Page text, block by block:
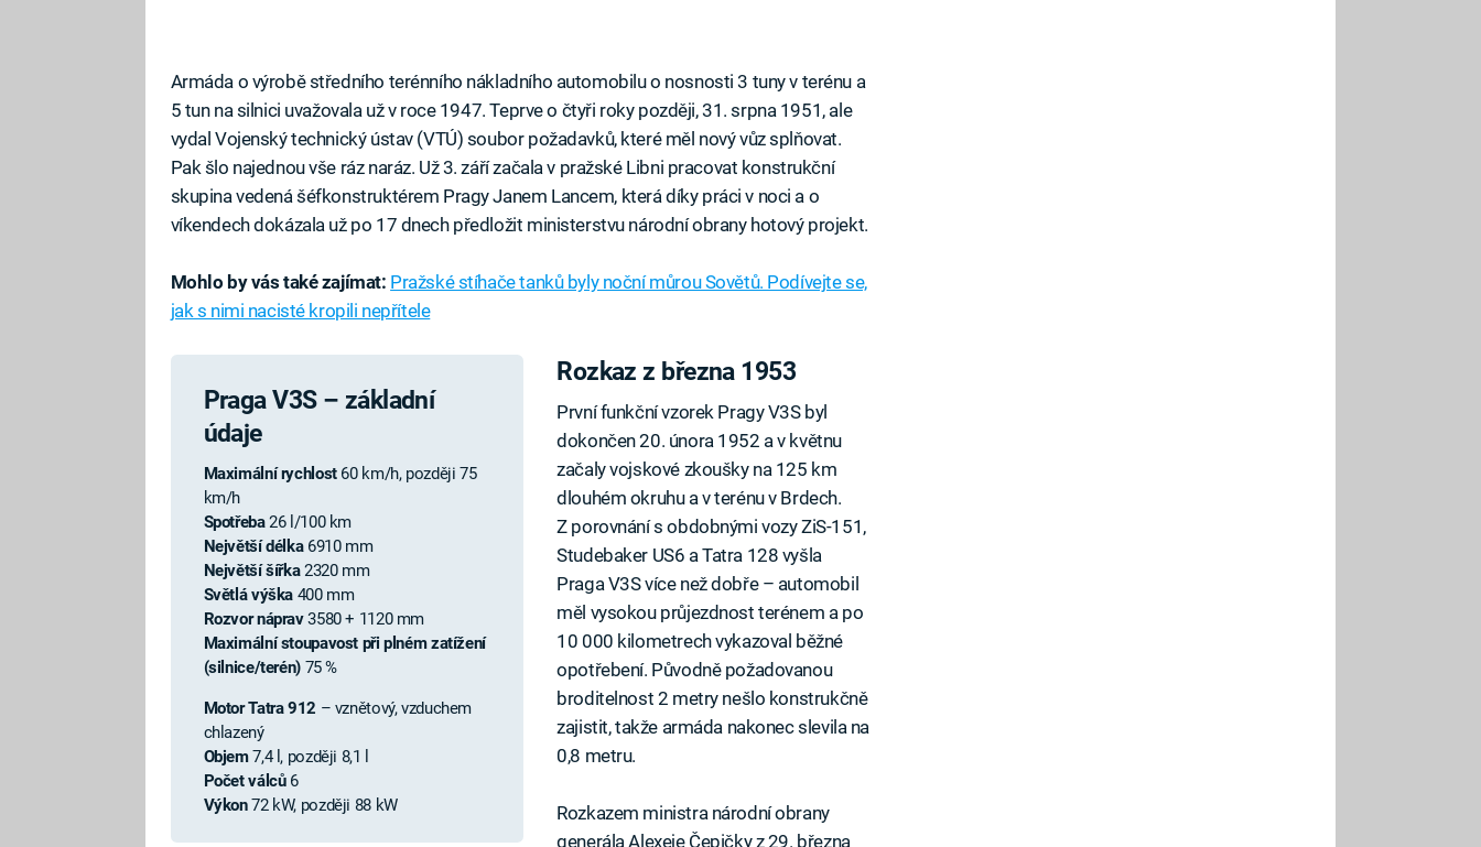
Armáda o výrobě středního terénního nákladního automobilu o nosnosti 3 tuny v terénu a
5 tun na silnici uvažovala už v roce 1947. Teprve o čtyři roky později, 31. srpna 1951, ale
vydal Vojenský technický ústav (VTÚ) soubor požadavků, které měl nový vůz splňovat.
Pak šlo najednou vše ráz naráz. Už 3. září začala v pražské Libni pracovat konstrukční
skupina vedená šéfkonstruktérem Pragy Janem Lancem, která díky práci v noci a o
víkendech dokázala už po 17 dnech předložit ministerstvu národní obrany hotový projekt.
Mohlo by vás také zajímat: Pražské stíhače tanků byly noční můrou Sovětů. Podívejte se,
jak s nimi nacisté kropili nepřítele
Praga V3S – základní
údaje
Maximální rychlost60 km/h, později 75
km/h
Spotřeba26 l/100 km
Největší délka6910 mm
Největší šířka2320 mm
Světlá výška 400 mm
Rozvor náprav3580 + 1120 mm
Maximální stoupavost při plném zatížení
(silnice/terén)75 %
Motor Tatra 912 – vznětový, vzduchem
chlazený
Objem7,4 l, později 8,1 l
Počet válců6
Výkon72 kW, později 88 kW
Rozkaz z března 1953
První funkční vzorek Pragy V3S byl
dokončen 20. února 1952 a v květnu
začaly vojskové zkoušky na 125 km
dlouhém okruhu a v terénu v Brdech.
Z porovnání s obdobnými vozy ZiS-151,
Studebaker US6 a Tatra 128 vyšla
Praga V3S více než dobře – automobil
měl vysokou průjezdnost terénem a po
10 000 kilometrech vykazoval běžné
opotřebení. Původně požadovanou
broditelnost 2 metry nešlo konstrukčně
zajistit, takže armáda nakonec slevila na
0,8 metru.
Rozkazem ministra národní obrany
generála Alexeje Čepičky z 29. března